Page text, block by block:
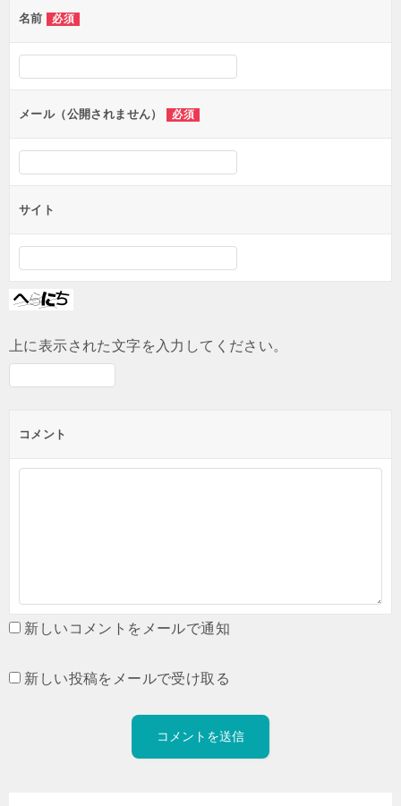
ー
シ
ョ
ン
名前 必須
メール（公開されません） 必須
サイト
上に表示された文字を入力してください。
コメント
新しいコメントをメールで通知
新しい投稿をメールで受け取る